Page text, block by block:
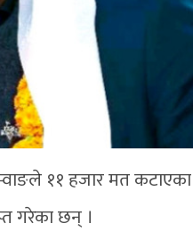
११ हजार मत
गरेका छन् ।